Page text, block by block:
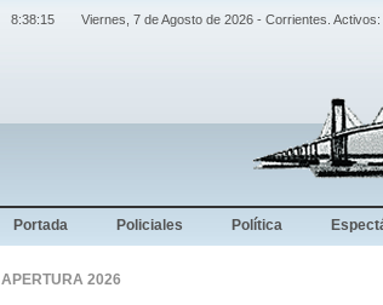
8:38:15 Viernes, 7 de Agosto de 2026 - Corrientes. Activos:
Portada Policiales Política
APERTURA 2026